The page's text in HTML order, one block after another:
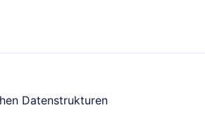
Datenstrukturen